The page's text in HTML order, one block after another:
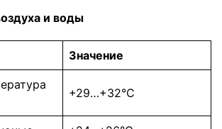
и воды
Значение
+29…+32°C